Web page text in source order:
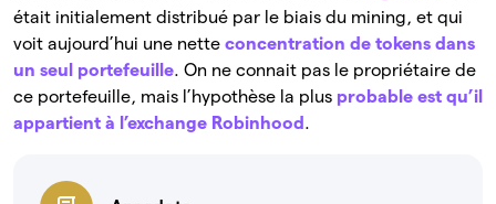
était initialement distribué par le biais du mining, et qui
voit aujourd’hui une nette concentration de tokens dans
un seul portefeuille. On ne connait pas le propriétaire de
ce portefeuille, mais l’hypothèse la plus probable est qu’il
appartient à l’exchange Robinhood .